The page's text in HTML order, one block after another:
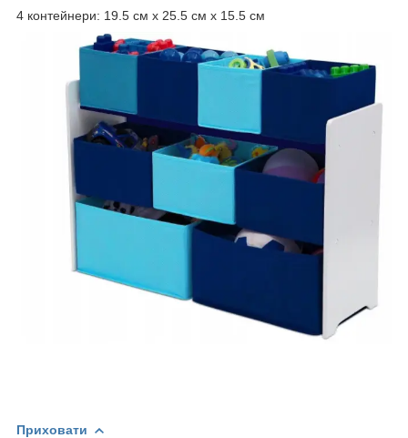
4 контейнери: 19.5 см x 25.5 см x 15.5 см
Приховати